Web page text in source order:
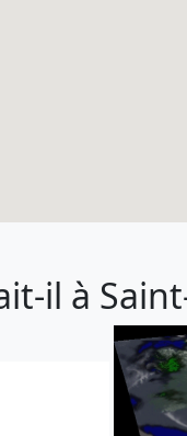
il à